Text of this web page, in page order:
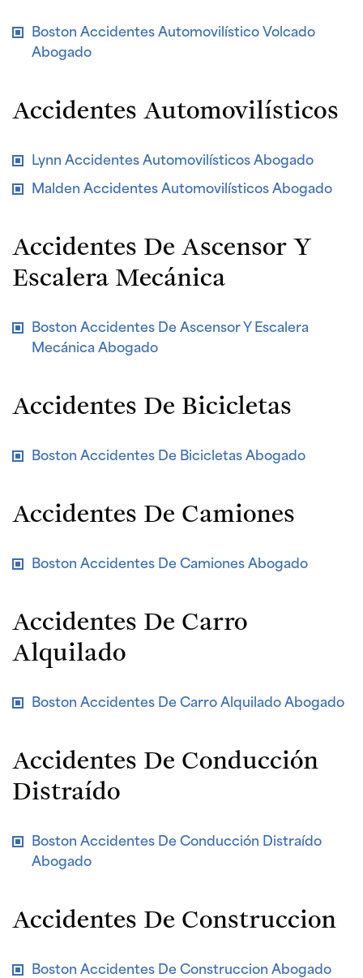
Boston Accidentes Automovilístico Volcado
Abogado
Accidentes Automovilísticos
Lynn Accidentes Automovilísticos Abogado
Malden Accidentes Automovilísticos Abogado
Accidentes De Ascensor Y
Escalera Mecánica
Boston Accidentes De Ascensor Y Escalera
Mecánica Abogado
Accidentes De Bicicletas
Boston Accidentes De Bicicletas Abogado
Accidentes De Camiones
Boston Accidentes De Camiones Abogado
Accidentes De Carro
Alquilado
Boston Accidentes De Carro Alquilado Abogado
Accidentes De Conducción
Distraído
Boston Accidentes De Conducción Distraído
Abogado
Accidentes De Construccion
Boston Accidentes De Construccion Abogado